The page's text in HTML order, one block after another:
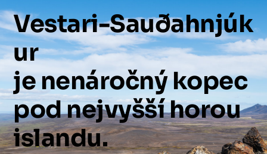
Vestari-Sauðahnjúk
ur
jenenáročnýkopec
podnejvyššíhorou
islandu.